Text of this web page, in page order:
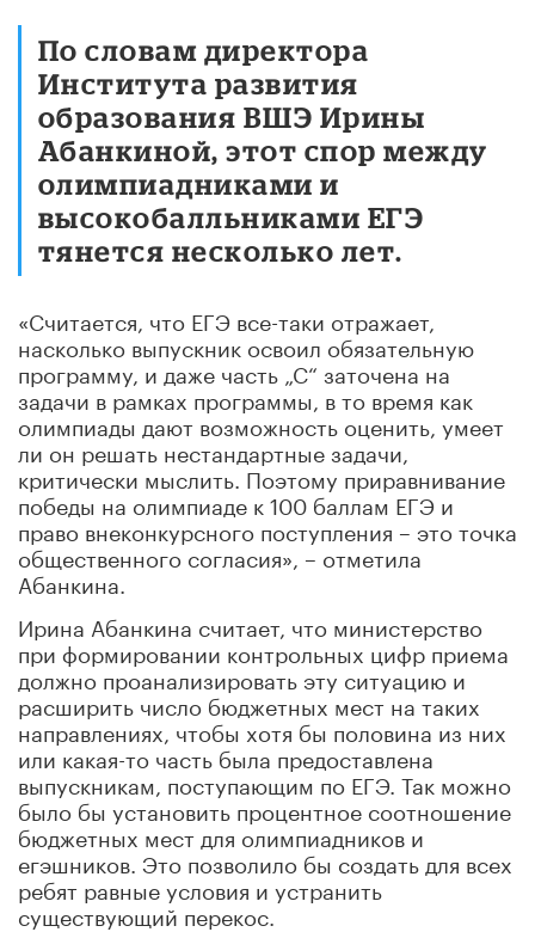
По словам директора
Института развития
образования ВШЭ Ирины
Абанкиной, этот спор между
олимпиадниками и
высокобалльниками ЕГЭ
тянется несколько лет.
«Считается, что ЕГЭ все-таки отражает,
насколько выпускник освоил обязательную
программу, и даже часть „С“ заточена на
задачи в рамках программы, в то время как
олимпиады дают возможность оценить, умеет
ли он решать нестандартные задачи,
критически мыслить. Поэтому приравнивание
победы на олимпиаде к 100 баллам ЕГЭ и
право внеконкурсного поступления – это точка
общественного согласия», – отметила
Абанкина.
Ирина Абанкина считает, что министерство
при формировании контрольных цифр приема
должно проанализировать эту ситуацию и
расширить число бюджетных мест на таких
направлениях, чтобы хотя бы половина из них
или какая-то часть была предоставлена
выпускникам, поступающим по ЕГЭ. Так можно
было бы установить процентное соотношение
бюджетных мест для олимпиадников и
егэшников. Это позволило бы создать для всех
ребят равные условия и устранить
существующий перекос.